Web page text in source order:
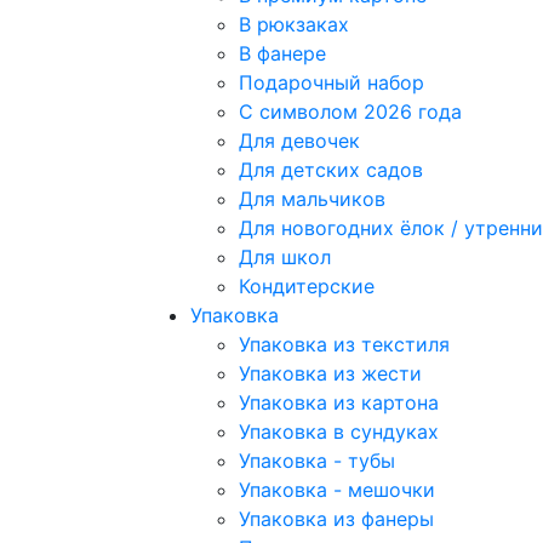
В рюкзаках
В фанере
Подарочный набор
С символом 2026 года
Для девочек
Для детских садов
Для мальчиков
Для новогодних ёлок /
Для школ
Кондитерские
Упаковка
Упаковка из текстиля
Упаковка из жести
Упаковка из картона
Упаковка в сундуках
Упаковка - тубы
Упаковка - мешочки
Упаковка из фанеры